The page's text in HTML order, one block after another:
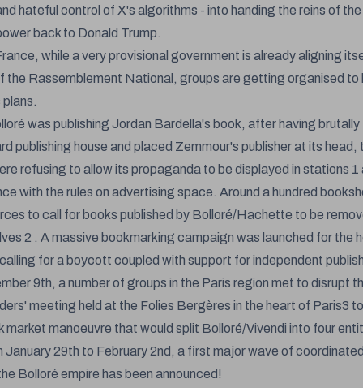
hateful control of X's algorithms - into handing the reins of
back to Donald Trump.
while a very provisional government is already aligning
the Rassemblement National, groups are getting organised to
was publishing Jordan Bardella's book, after having brutally
publishing house and placed Zemmour's publisher at its head,
refusing to allow its propaganda to be displayed in stations 1
with the rules on advertising space. Around a hundred
to call for books published by Bolloré/Hachette to be
2 . A massive bookmarking campaign was launched for the
for a boycott coupled with support for independent
9th, a number of groups in the Paris region met to disrupt
meeting held at the Folies Bergères in the heart of Paris3
market manoeuvre that would split Bolloré/Vivendi into four
January 29th to February 2nd, a first major wave of
Bolloré empire has been announced!